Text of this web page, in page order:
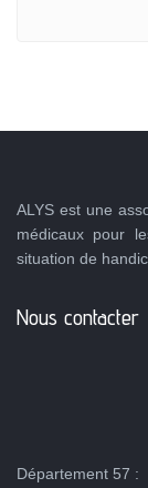
ALYS est une
médicaux pour
situation de
Nous contacter
Département 57 :